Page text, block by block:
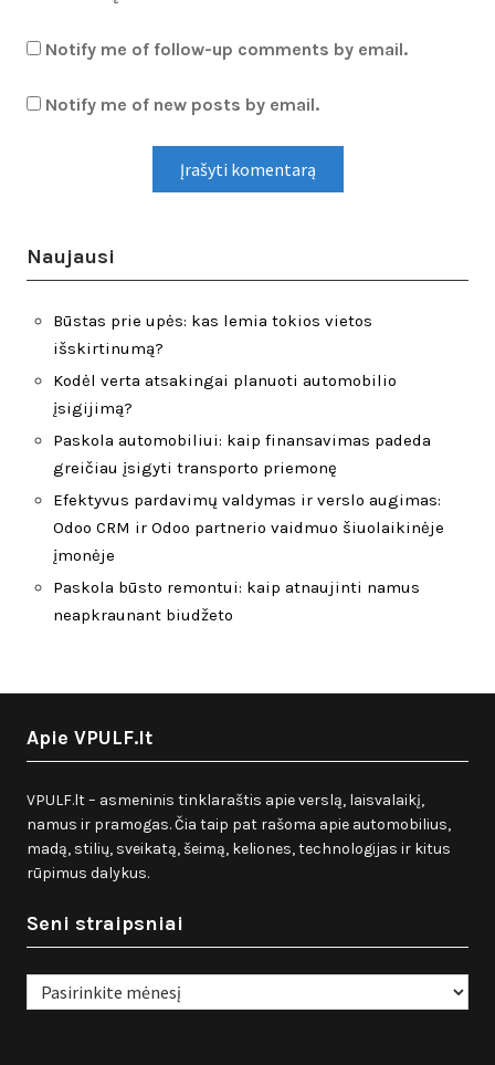
Notify me of follow-up comments by email.
Notify me of new posts by email.
Naujausi
Būstas prie upės: kas lemia tokios vietos
išskirtinumą?
Kodėl verta atsakingai planuoti automobilio
įsigijimą?
Paskola automobiliui: kaip finansavimas padeda
greičiau įsigyti transporto priemonę
Efektyvus pardavimų valdymas ir verslo augimas:
Odoo CRM ir Odoo partnerio vaidmuo šiuolaikinėje
įmonėje
Paskola būsto remontui: kaip atnaujinti namus
neapkraunant biudžeto
Apie VPULF.lt
VPULF.lt – asmeninis tinklaraštis apie verslą, laisvalaikį,
namus ir pramogas. Čia taip pat rašoma apie automobilius,
madą, stilių, sveikatą, šeimą, keliones, technologijas ir kitus
rūpimus dalykus.
Seni straipsniai
Seni
straipsniai